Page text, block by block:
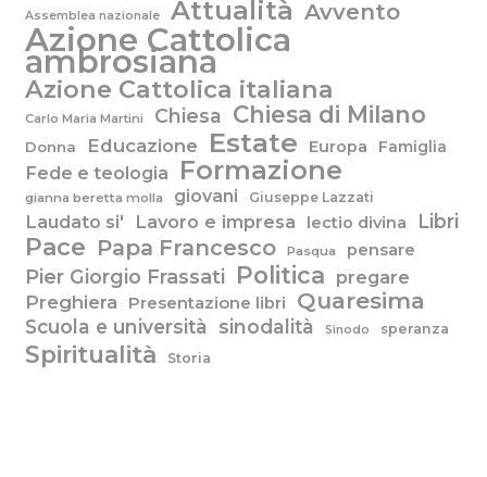
Assemblea nazionale Attualità Avvento
Azione Cattolica
ambrosiana
Azione Cattolica italiana
Carlo Maria Martini Chiesa Chiesa di Milano
Donna Educazione Estate Europa Famiglia
Fede e teologia Formazione
gianna beretta molla giovani Giuseppe Lazzati
Laudato si' Lavoro e impresa lectio divina Libri
Pace Papa Francesco Pasqua pensare
Pier Giorgio Frassati Politica pregare
Preghiera
Presentazione libri Quaresima
Scuola e università sinodalità Sinodo speranza
Spiritualità Storia